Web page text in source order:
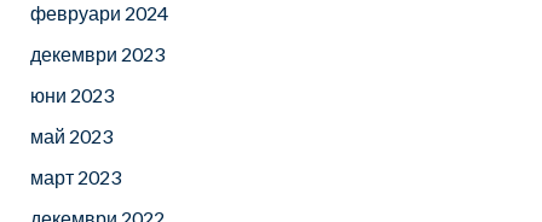
февруари 2024
декември 2023
юни 2023
май 2023
март 2023